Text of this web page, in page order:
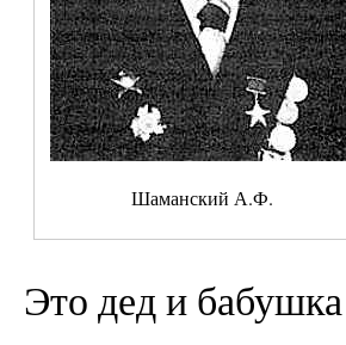
Шаманский А.Ф.
Это дед и